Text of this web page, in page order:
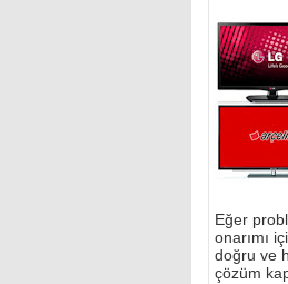
Eğer
onarımı
doğru ve
çözüm